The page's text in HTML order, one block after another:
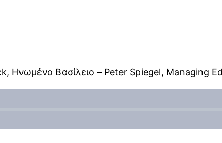
Ηνωμένο Βασίλειο – Peter Spiegel, Managing